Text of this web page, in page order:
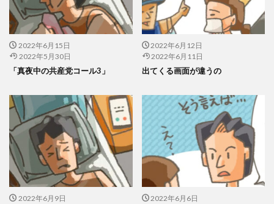
2022年6月15日
2022年5月30日
「真夜中の共産党コール3」
2022年6月12日
2022年6月11日
出てくる画面が違うの
2022年6月9日
2022年6月6日